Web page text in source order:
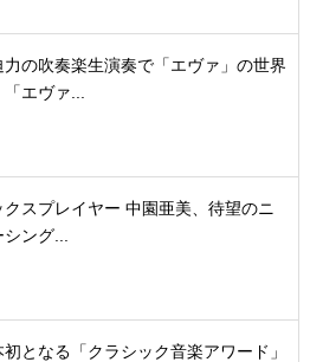
力の吹奏楽生演奏で「エヴァ」の世界
エヴァ...
クスプレイヤー 中園亜美、待望のニ
シング...
初となる「クラシック音楽アワード」